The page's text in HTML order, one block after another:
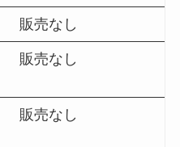
販売なし
販売なし
販売なし